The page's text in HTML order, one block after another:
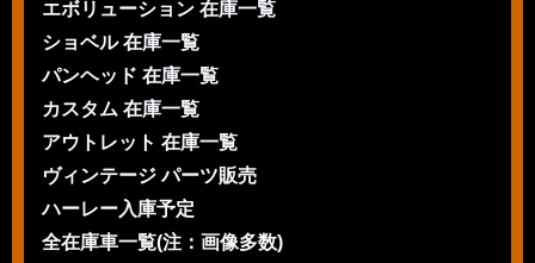
エボリューション 在庫一覧
ショベル 在庫一覧
パンヘッド 在庫一覧
カスタム 在庫一覧
アウトレット 在庫一覧
ヴィンテージ パーツ販売
ハーレー入庫予定
全在庫車一覧(注：画像多数)